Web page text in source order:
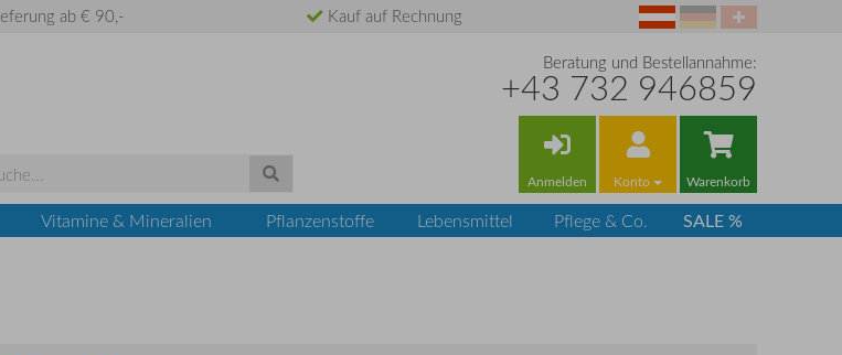
ab € 90,- Kauf auf Rechnung
Beratung und Bestellannahme:
+43 732 946859
Anmelden Konto Warenkorb
Vitamine & Mineralien Pflanzenstoffe Lebensmittel Pflege & Co. SALE %